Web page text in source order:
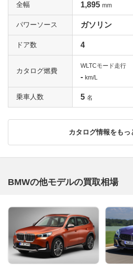
全幅 1,895 mm
パワーソース ガソリン
ドア数 4
カタログ燃費
WLTCモード走行
- km/L
乗車人数 5 名
カタログ情報をもっ
BMWの他モデルの買取相場